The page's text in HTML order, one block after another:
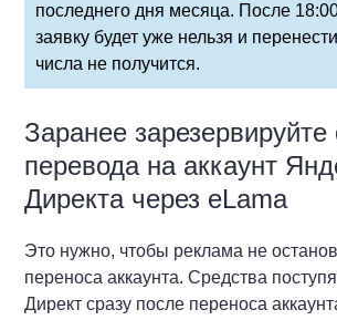
последнего дня месяца. После
заявку будет уже нельзя и
числа не получится.
Заранее
перевода на аккаунт
Директа через eLama
Это нужно, чтобы реклама не
переноса аккаунта. Средства
Директ сразу после переноса